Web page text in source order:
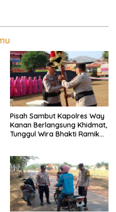
Pisah Sambut Kapolres Way
Kanan Berlangsung Khidmat,
Tunggul Wira Bhakti Ramik